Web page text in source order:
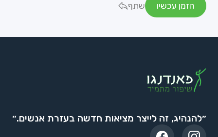
הזמן עכשיו
שתף
״להנהיג, זה לייצר מציאות חדשה בעזרת אנשים.״